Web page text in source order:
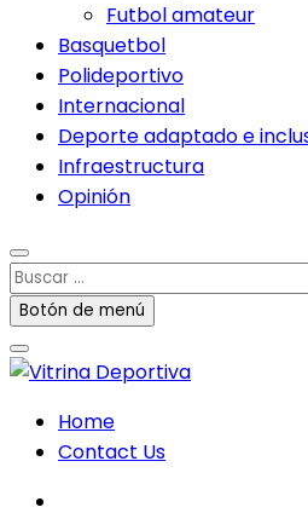
Futbol amateur
Basquetbol
Polideportivo
Internacional
Deporte adaptado e
Infraestructura
Opinión
Buscar
…Botón de menú
Home
Contact Us